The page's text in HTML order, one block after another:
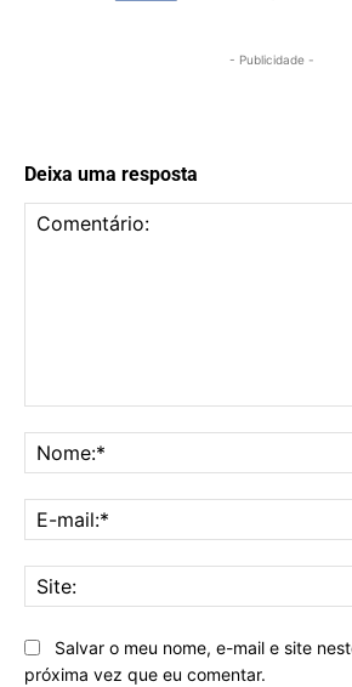
- Publicidade -
Deixa uma resposta
Salvar o meu nome, e-mail e site
próxima vez que eu comentar.